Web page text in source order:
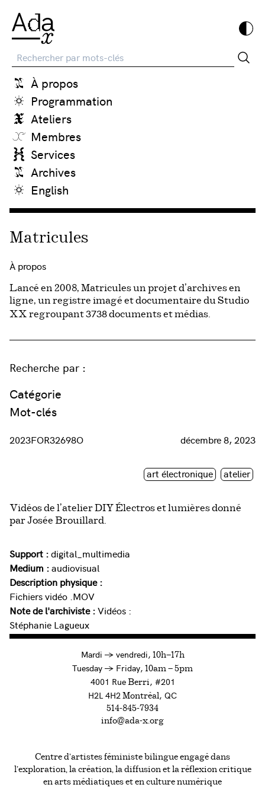
Recherche
À propos
Programmation
Ateliers
Membres
Services
Archives
English
Matricules
À propos
Lancé en 2008, Matricules un projet d’archives en
ligne, un registre imagé et documentaire du Studio
XX regroupant3738documents et médias.
Recherche par :
Catégorie
Mot-clés
2023FOR32698O décembre 8, 2023
art électronique atelier
Vidéos de l’atelier DIY Électros et lumières donné
par Josée Brouillard.
Support :digital_multimedia
Medium :audiovisual
Description physique :
Fichiers vidéo .MOV
Note de l'archiviste :Vidéos :
Stéphanie Lagueux
Mardi →à
vendredi, 10h—17h
Tuesday →toFriday, 10am — 5pm
4001 RueBerri, #201
H2L 4H2 Montréal, QC
514-845-7934
info@ada-x.org
Centre d’artistes féministe bilingue engagé dans
l’exploration, la création, la diffusion et la réflexion critique
en arts médiatiques et en culture numérique